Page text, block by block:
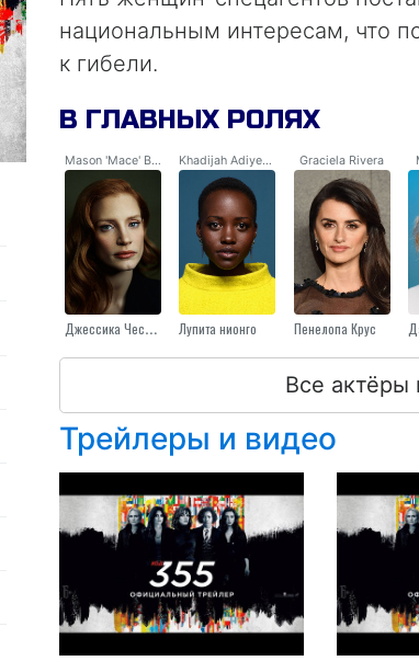
национальным интересам, что
к гибели.
В ГЛАВНЫХ РОЛЯХ
Mason 'Mace' Brown
Джессика Честейн
Khadijah Adiyeme
Лупита нионго
Graciela Rivera
Пенелопа Крус
Все актёры
Трейлеры и видео